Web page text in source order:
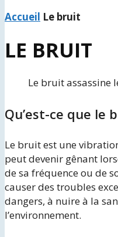
Accueil Le bruit
LE BRUIT
Le bruit assassine
Qu’est-ce que le
Le bruit est une
peut devenir gênant
de sa fréquence ou de
causer des troubles
dangers, à nuire à la
l’environnement.